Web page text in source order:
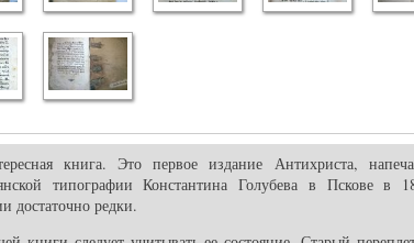
книга. Это первое издание Антихриста,
типографии Константина Голубева в Пскове в
достаточно редки.